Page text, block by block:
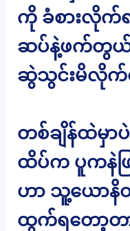
ကို ခံစားလိုက်
ဆပ်နဲ့ဖက်တွယ်
ဆွဲသွင်းမိလို
တစ်ချိန်ထဲမှာ
ထိပ်က ပူကနဲဖ
ဟာ သူ့ယောနိ
ထွက်ရတော့တ